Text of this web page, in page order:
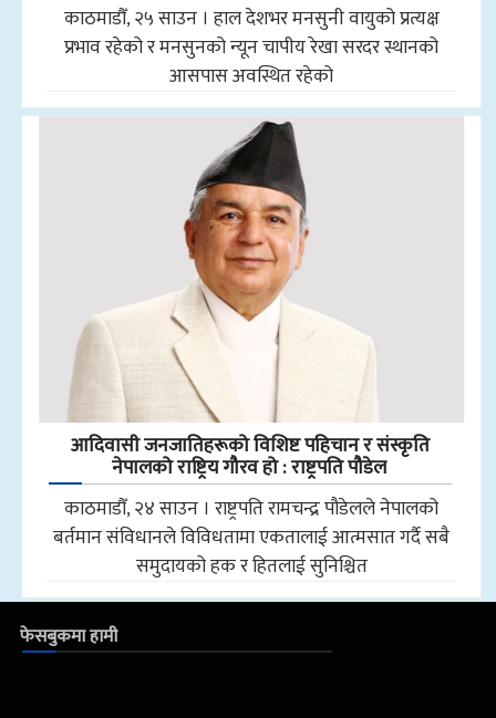
काठमाडौँ, २५ साउन । हाल देशभर मनसुनी वायुको प्रत्यक्ष
प्रभाव रहेको र मनसुनको न्यून चापीय रेखा सरदर स्थानको
आसपास अवस्थित रहेको
आदिवासी जनजातिहरूको विशिष्ट पहिचान र संस्कृति
नेपालको राष्ट्रिय गौरव हो : राष्ट्रपति पौडेल
काठमाडौँ, २४ साउन । राष्ट्रपति रामचन्द्र पौडेलले नेपालको
बर्तमान संविधानले विविधतामा एकतालाई आत्मसात गर्दै सबै
समुदायको हक र हितलाई सुनिश्चित
फेसबुकमा हामी